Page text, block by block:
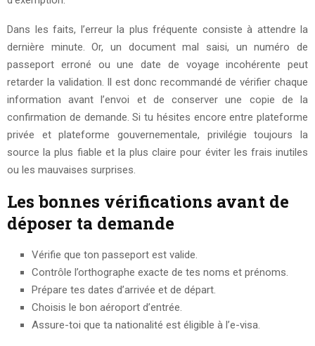
Dans les faits, l’erreur la plus fréquente consiste à attendre la
dernière minute. Or, un document mal saisi, un numéro de
passeport erroné ou une date de voyage incohérente peut
retarder la validation. Il est donc recommandé de vérifier chaque
information avant l’envoi et de conserver une copie de la
confirmation de demande. Si tu hésites encore entre plateforme
privée et plateforme gouvernementale, privilégie toujours la
source la plus fiable et la plus claire pour éviter les frais inutiles
ou les mauvaises surprises.
Les bonnes vérifications avant de
déposer ta demande
Vérifie que ton passeport est valide.
Contrôle l’orthographe exacte de tes noms et prénoms.
Prépare tes dates d’arrivée et de départ.
Choisis le bon aéroport d’entrée.
Assure-toi que ta nationalité est éligible à l’e-visa.